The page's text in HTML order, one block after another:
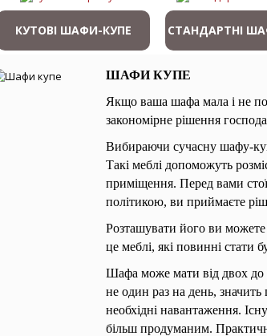
КУТОВІ ШАФИ-КУПЕ СТАНДАРТНІ
ШАФИ КУПЕ
Якщо ваша шафа мала і не
закономірне рішення
Вибираючи сучасну шафу-
Такі меблі допоможуть
приміщення. Перед вами
політикою, ви приймаєте
Розташувати його ви можете
це меблі, які повинні стати
Шафа може мати від двох до
не один раз на день,
необхідні навантаження.
більш продуманим.